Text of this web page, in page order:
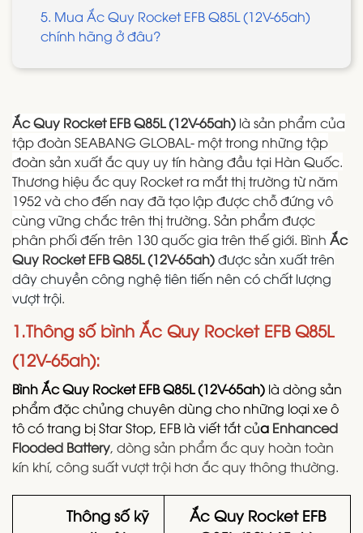
5. Mua Ắc Quy Rocket EFB Q85L (12V-65ah)
chính hãng ở đâu?
Ắc Quy Rocket EFB Q85L (12V-65ah) là sản phẩm của
tập đoàn SEABANG GLOBAL- một trong những tập
đoàn sản xuất ắc quy uy tín hàng đầu tại Hàn Quốc.
Thương hiệu ắc quy Rocket ra mắt thị trường từ năm
1952 và cho đến nay đã tạo lập được chỗ đứng vô
cùng vững chắc trên thị trường. Sản phẩm được
phân phối đến trên 130 quốc gia trên thế giới. Bình Ắc
Quy Rocket EFB Q85L (12V-65ah)được sản xuất trên
dây chuyền công nghệ tiên tiến nên cóchất lượng
vượt trội.
1.Thông số bình Ắc Quy Rocket EFB Q85L
(12V-65ah):
Bình Ắc Quy Rocket EFB Q85L (12V-65ah) là dòng sản
phẩm đặc chủng chuyên dùng cho những loại xe ô
tô có trang bị Star Stop, EFB là viết tắt của Enhanced
Flooded Battery, dòng sản phẩm ắc quy hoàn toàn
kín khí, công suất vượt trội hơn ắc quy thông thường.
Thông số kỹ
Ắc Quy Rocket EFB